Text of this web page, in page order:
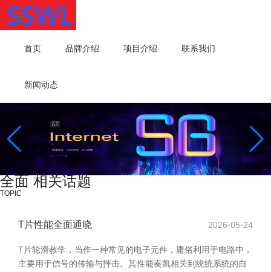
首页 品牌介绍 项目介绍 联系我们
新闻动态
全面 相关话题
TOPIC
T片性能全面通晓 2026-05-24
T片轮滑教学，当作一种常见的电子元件，庸俗利用于电路中，
主要用于信号的传输与抨击。其性能奏凯相关到统统系统的自